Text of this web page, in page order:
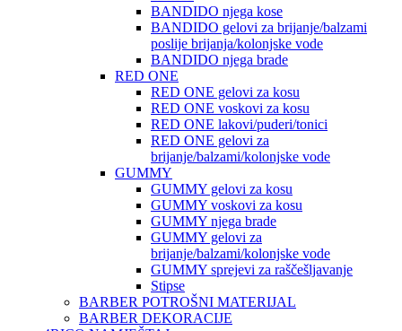
BANDIDO njega kose
BANDIDO gelovi za brijanje/balzami
poslije brijanja/kolonjske vode
BANDIDO njega brade
RED ONE
RED ONE gelovi za kosu
RED ONE voskovi za kosu
RED ONE lakovi/puderi/tonici
RED ONE gelovi za
brijanje/balzami/kolonjske vode
GUMMY
GUMMY gelovi za kosu
GUMMY voskovi za kosu
GUMMY njega brade
GUMMY gelovi za
brijanje/balzami/kolonjske vode
GUMMY sprejevi za raščešljavanje
Stipse
BARBER POTROŠNI MATERIJAL
BARBER DEKORACIJE